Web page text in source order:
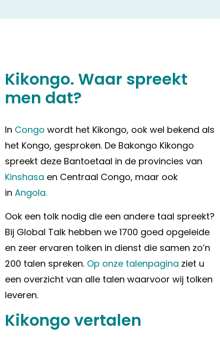
Kikongo. Waar spreekt
men dat?
In Congo wordt het Kikongo, ook wel bekend als
het Kongo, gesproken. De Bakongo Kikongo
spreekt deze Bantoetaal in de provincies van
Kinshasa en Centraal Congo, maar ook
in Angola.
Ook een tolk nodig die een andere taal spreekt?
Bij Global Talk hebben we 1700 goed opgeleide
en zeer ervaren tolken in dienst die samen zo’n
200 talen spreken. Op onze talenpagina ziet u
een overzicht van alle talen waarvoor wij tolken
leveren.
Kikongo vertalen